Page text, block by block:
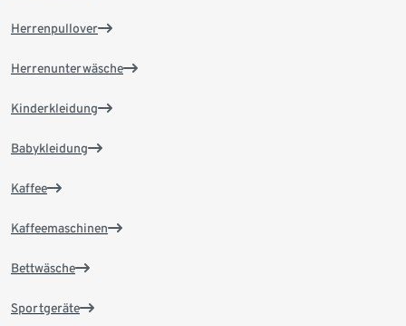
Herrenpullover
Herrenunterwäsche
Kinderkleidung
Babykleidung
Kaffee
Kaffeemaschinen
Bettwäsche
Sportgeräte